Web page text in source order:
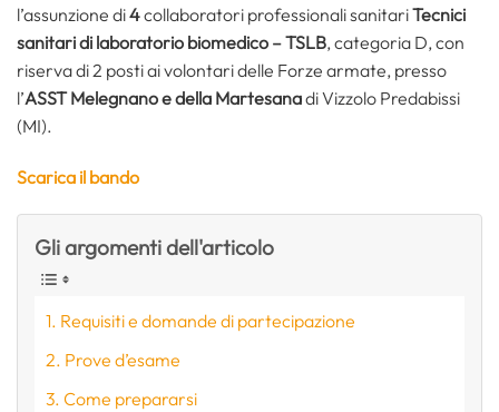
l’assunzione di4collaboratori professionali sanitariTecnici
sanitari di laboratorio biomedico – TSLB, categoria D, con
riserva di 2 posti ai volontari delle Forze armate, presso
l’ASST Melegnano e della Martesanadi Vizzolo Predabissi
(MI).
Scarica il bando
Gli argomenti dell'articolo
Requisiti e domande di partecipazione
Prove d’esame
Come prepararsi